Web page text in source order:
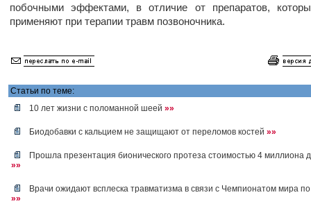
побочными эффектами, в отличие от препаратов,
применяют при терапии травм позвоночника.
Статьи по теме:
10 лет жизни с поломанной шеей »»
Биодобавки с кальцием не защищают от переломов костей »»
Прошла презентация бионического протеза стоимостью 4 миллиона
»»
Врачи ожидают всплеска травматизма в связи с Чемпионатом мира
»»